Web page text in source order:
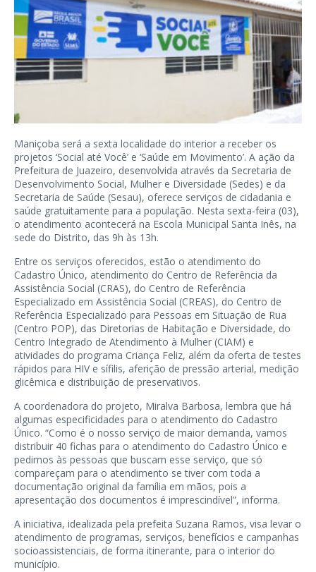
Maniçoba será a sexta localidade do interior a receber os
projetos ‘Social até Você’ e ‘Saúde em Movimento’. A ação da
Prefeitura de Juazeiro, desenvolvida através da Secretaria de
Desenvolvimento Social, Mulher e Diversidade (Sedes) e da
Secretaria de Saúde (Sesau), oferece serviços de cidadania e
saúde gratuitamente para a população. Nesta sexta-feira (03),
o atendimento acontecerá na Escola Municipal Santa Inês, na
sede do Distrito, das 9h às 13h.
Entre os serviços oferecidos, estão o atendimento do
Cadastro Único, atendimento do Centro de Referência da
Assistência Social (CRAS), do Centro de Referência
Especializado em Assistência Social (CREAS), do Centro de
Referência Especializado para Pessoas em Situação de Rua
(Centro POP), das Diretorias de Habitação e Diversidade, do
Centro Integrado de Atendimento à Mulher (CIAM) e
atividades do programa Criança Feliz, além da oferta de testes
rápidos para HIV e sífilis, aferição de pressão arterial, medição
glicêmica e distribuição de preservativos.
A coordenadora do projeto, Miralva Barbosa, lembra que há
algumas especificidades para o atendimento do Cadastro
Único. “Como é o nosso serviço de maior demanda, vamos
distribuir 40 fichas para o atendimento do Cadastro Único e
pedimos às pessoas que buscam esse serviço, que só
compareçam para o atendimento se tiver com toda a
documentação original da família em mãos, pois a
apresentação dos documentos é imprescindível”, informa.
A iniciativa, idealizada pela prefeita Suzana Ramos, visa levar o
atendimento de programas, serviços, benefícios e campanhas
socioassistenciais, de forma itinerante, para o interior do
município.